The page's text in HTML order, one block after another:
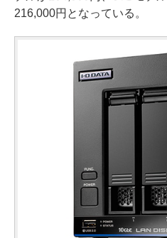
216,000円となっている。